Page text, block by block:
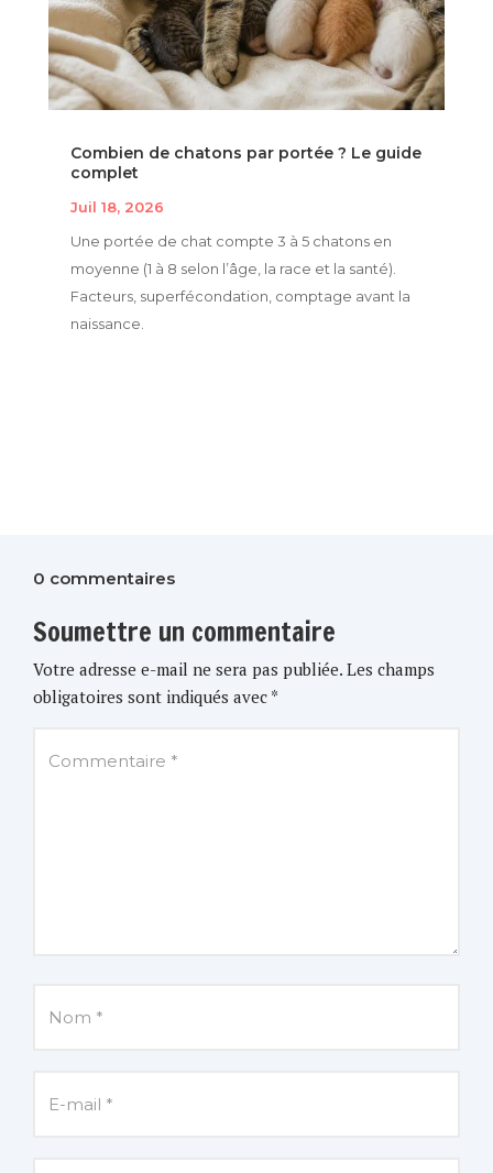
Combien de chatons par portée ? Le guide
complet
Juil 18, 2026
Une portée de chat compte 3 à 5 chatons en
moyenne (1 à 8 selon l’âge, la race et la santé).
Facteurs, superfécondation, comptage avant la
naissance.
0 commentaires
Soumettre un commentaire
Votre adresse e-mail ne sera pas publiée. Les champs
obligatoires sont indiqués avec *